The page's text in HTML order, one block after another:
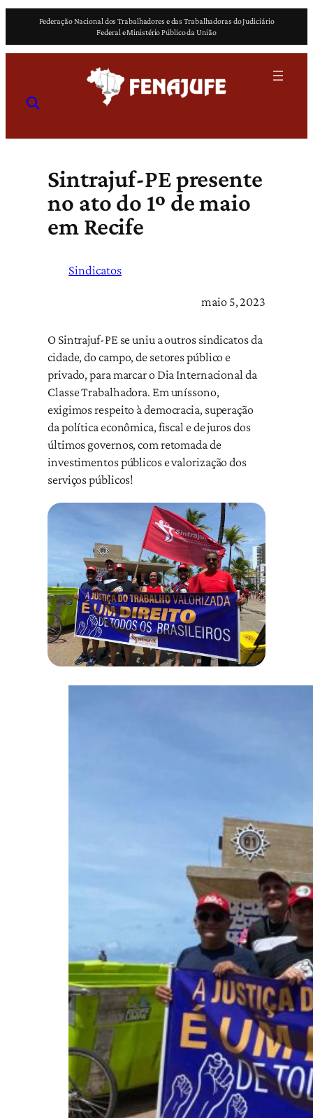
o
Federação Nacional dos Trabalhadores e das Trabalhadoras do Judiciário
Federal e Ministério Público da União
Sintrajuf-PE presente
no ato do 1º de maio
em Recife
Sindicatos
maio 5, 2023
O Sintrajuf-PE se uniu a outros sindicatos da
cidade, do campo, de setores público e
privado, para marcar o Dia Internacional da
Classe Trabalhadora. Em uníssono,
exigimos respeito à democracia, superação
da política econômica, fiscal e de juros dos
últimos governos, com retomada de
investimentos públicos e valorização dos
serviços públicos!